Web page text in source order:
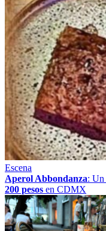
Escena
Aperol Abbondanza: Un
200 pesos en CDMX